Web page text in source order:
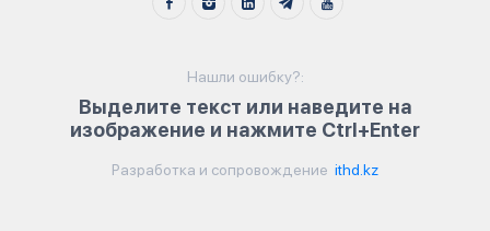
Нашли ошибку?:
Выделите текст или наведите на
изображение и нажмите Ctrl+Enter
Разработка и сопровождение ithd.kz